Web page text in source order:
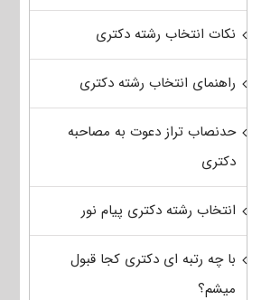
نکات انتخاب رشته دکتری
راهنمای انتخاب رشته دکتری
حدنصاب تراز دعوت به مصاحبه
دکتری
انتخاب رشته دکتری پیام نور
با چه رتبه ای دکتری کجا قبول
میشم؟